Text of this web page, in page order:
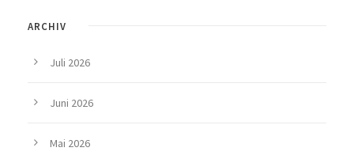
ARCHIV
Juli 2026
Juni 2026
Mai 2026